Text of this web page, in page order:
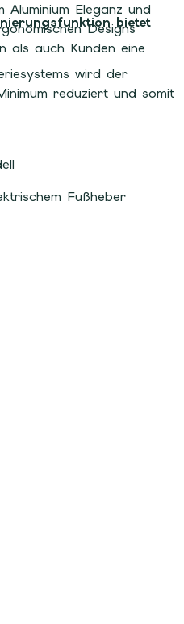
Aluminium Eleganz und
Designs
als auch Kunden eine
bietet
wird der
reduziert und somit
Fußheber